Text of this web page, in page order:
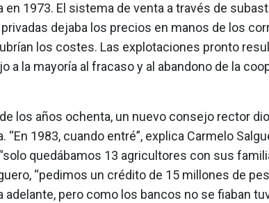
en 1973. El sistema de venta a través de
dejaba los precios en manos de los
los costes. Las explotaciones pronto
a la mayoría al fracaso y al abandono de la
los años ochenta, un nuevo consejo rector
“En 1983, cuando entré”, explica Carmelo
quedábamos 13 agricultores con sus
“pedimos un crédito de 15 millones de
adelante, pero como los bancos no se fiaban